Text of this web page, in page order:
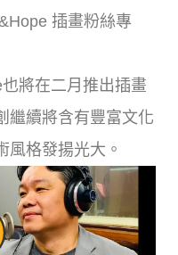
插畫粉絲專
將在二月推出插畫
繼續將含有豐富文化
風格發揚光大。